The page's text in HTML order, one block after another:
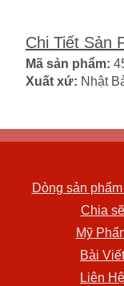
Chi Tiết Sản
Mã sản phẩm:
Xuất xứ: Nhật
Dòng sản
Chia sẽ
Mỹ
Bài Viết
Liên Hệ